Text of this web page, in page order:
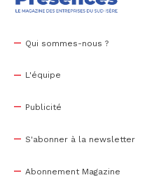
Qui sommes-nous ?
L'équipe
Publicité
S'abonner à la newsletter
Abonnement Magazine